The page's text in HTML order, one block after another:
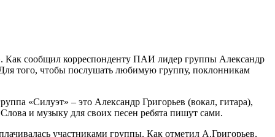
Как сообщил корреспонденту ПАИ лидер группы Александр
того, чтобы послушать любимую группу, поклонникам
«Силуэт» – это Александр Григорьев (вокал, гитара),
и музыку для своих песен ребята пишут сами.
участниками группы. Как отметил А.Григорьев,